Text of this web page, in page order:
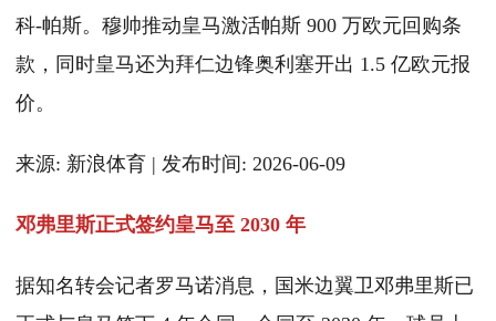
科-帕斯。穆帅推动皇马激活帕斯 900 万欧元回购条
款，同时皇马还为拜仁边锋奥利塞开出 1.5 亿欧元报
价。
来源: 新浪体育 | 发布时间: 2026-06-09
邓弗里斯正式签约皇马至 2030 年
据知名转会记者罗马诺消息，国米边翼卫邓弗里斯已